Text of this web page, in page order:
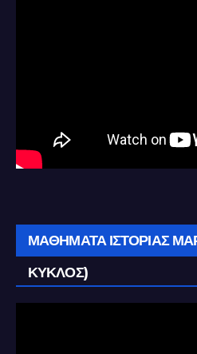
ΜΑΘΗΜΑΤΑ ΙΣΤΟΡΙΑΣ
ΚΥΚΛΟΣ)